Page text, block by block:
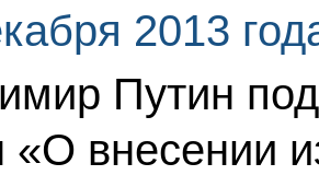
2013
Путин
«О внесении